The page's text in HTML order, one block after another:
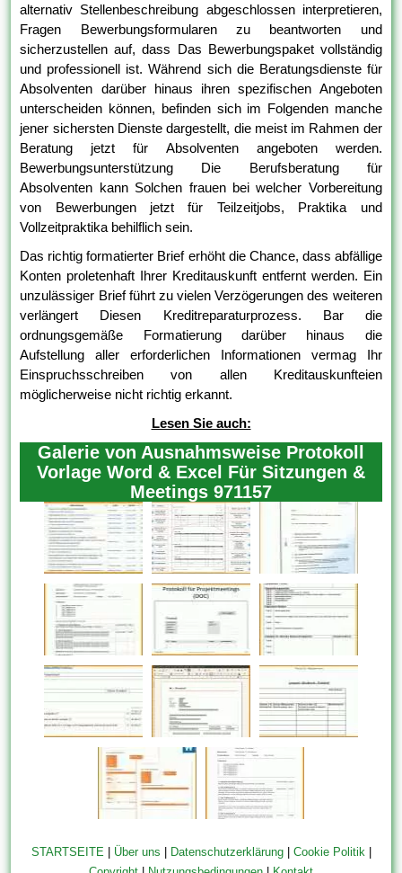
alternativ Stellenbeschreibung abgeschlossen interpretieren,
Fragen Bewerbungsformularen zu beantworten und
sicherzustellen auf, dass Das Bewerbungspaket vollständig
und professionell ist. Während sich die Beratungsdienste für
Absolventen darüber hinaus ihren spezifischen Angeboten
unterscheiden können, befinden sich im Folgenden manche
jener sichersten Dienste dargestellt, die meist im Rahmen der
Beratung jetzt für Absolventen angeboten werden.
Bewerbungsunterstützung Die Berufsberatung für
Absolventen kann Solchen frauen bei welcher Vorbereitung
von Bewerbungen jetzt für Teilzeitjobs, Praktika und
Vollzeitpraktika behilflich sein.
Das richtig formatierter Brief erhöht die Chance, dass abfällige
Konten proletenhaft Ihrer Kreditauskunft entfernt werden. Ein
unzulässiger Brief führt zu vielen Verzögerungen des weiteren
verlängert Diesen Kreditreparaturprozess. Bar die
ordnungsgemäße Formatierung darüber hinaus die
Aufstellung aller erforderlichen Informationen vermag Ihr
Einspruchsschreiben von allen Kreditauskunfteien
möglicherweise nicht richtig erkannt.
Lesen Sie auch:
Galerie von Ausnahmsweise Protokoll
Vorlage Word & Excel Für Sitzungen &
Meetings 971157
STARTSEITE Über uns Datenschutzerklärung| Cookie Politik